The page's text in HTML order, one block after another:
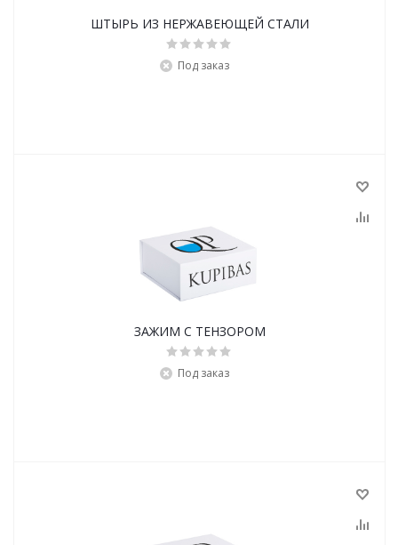
ШТЫРЬ ИЗ НЕРЖАВЕЮЩЕЙ СТАЛИ
Под заказ
ЗАЖИМ С ТЕНЗОРОМ
Под заказ